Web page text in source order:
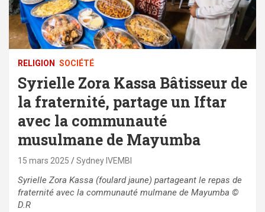
RELIGION SOCIÉTÉ
Syrielle Zora Kassa Bâtisseur de
la fraternité, partage un Iftar
avec la communauté
musulmane de Mayumba
15 mars 2025 Sydney IVEMBI
Syrielle Zora Kassa (foulard jaune) partageant le repas de
fraternité avec la communauté mulmane de Mayumba ©
D.R